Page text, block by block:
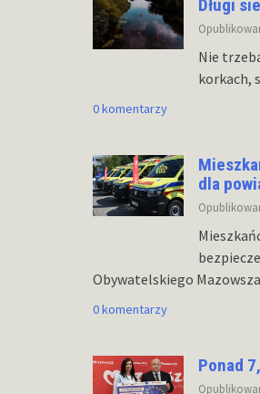
Długi
Nie
korkach,
0 komentarzy
dla
Obywatelskiego
0 komentarzy
Ponad